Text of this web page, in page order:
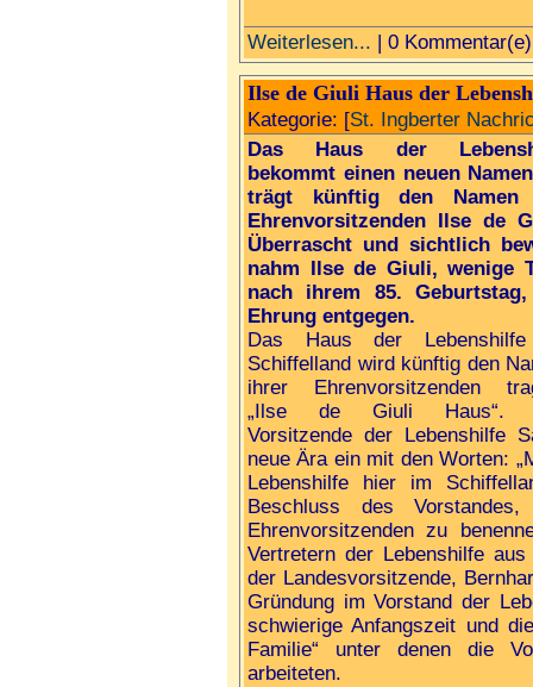
Weiterlesen... | 0 Kommentar(e)
Ilse de Giuli Haus der
Kategorie: [St. Ingberter
Das Haus der
bekommt einen neuen
trägt künftig den Namen
Ehrenvorsitzenden Ilse de
Überrascht und sichtlich
nahm Ilse de Giuli, wenige
nach ihrem 85.
Ehrung entgegen.
Das Haus der
Schiffelland wird künftig den
ihrer Ehrenvorsitzenden
„Ilse de Giuli Haus“.
Vorsitzende der Lebenshilfe
neue Ära ein mit den Worten:
Lebenshilfe hier im
Beschluss des
Ehrenvorsitzenden zu
Vertretern der Lebenshilfe
der Landesvorsitzende,
Gründung im Vorstand der
schwierige Anfangszeit und
Familie“ unter denen die
arbeiteten.